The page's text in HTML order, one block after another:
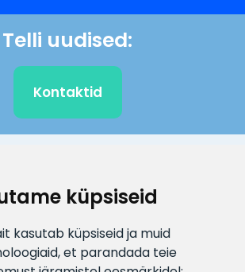
küpsiseid
kasutab küpsiseid ja muid
et parandada teie
Telli uudised:
Kontaktid
Infotelefon
+372 58862212